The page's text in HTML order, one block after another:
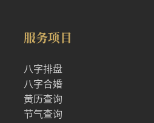
服务项目
八字排盘
八字合婚
黄历查询
节气查询